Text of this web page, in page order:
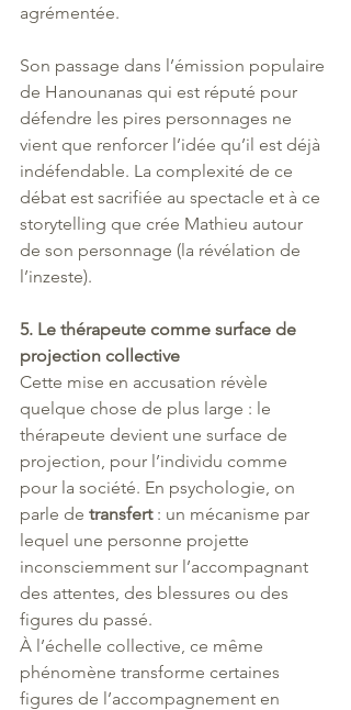
agrémentée.
Son passage dans l’émission populaire
de Hanounanas qui est réputé pour
défendre les pires personnages ne
vient que renforcer l’idée qu’il est déjà
indéfendable. La complexité de ce
débat est sacrifiée au spectacle et à ce
storytelling que crée Mathieu autour
de son personnage (la révélation de
l’inzeste).
5. Le thérapeute comme surface de
projection collective
Cette mise en accusation révèle
quelque chose de plus large : le
thérapeute devient une surface de
projection, pour l’individu comme
pour la société. En psychologie, on
parle de transfert : un mécanisme par
lequel une personne projette
inconsciemment sur l’accompagnant
des attentes, des blessures ou des
figures du passé.
À l’échelle collective, ce même
phénomène transforme certaines
figures de l’accompagnement en